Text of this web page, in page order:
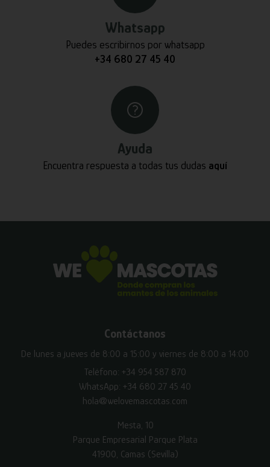
Whatsapp
Puedes escribirnos por whatsapp
+34 680 27 45 40
Ayuda
Encuentra respuesta a todas tus dudas aquí
Contáctanos
De lunes a jueves de 8:00 a 15:00 y viernes de 8:00 a 14:00
Teléfono: +34 954 587 870
WhatsApp: +34 680 27 45 40
hola@welovemascotas.com
Mesta, 10
Parque Empresarial Parque Plata
41900, Camas (Sevilla)